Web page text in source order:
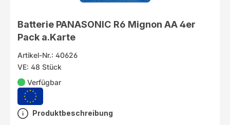
Batterie PANASONIC R6 Mignon AA 4er
Pack a.Karte
Artikel-Nr.: 40626
VE: 48 Stück
Verfügbar
Produktbeschreibung